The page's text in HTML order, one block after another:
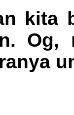
kita
Og,